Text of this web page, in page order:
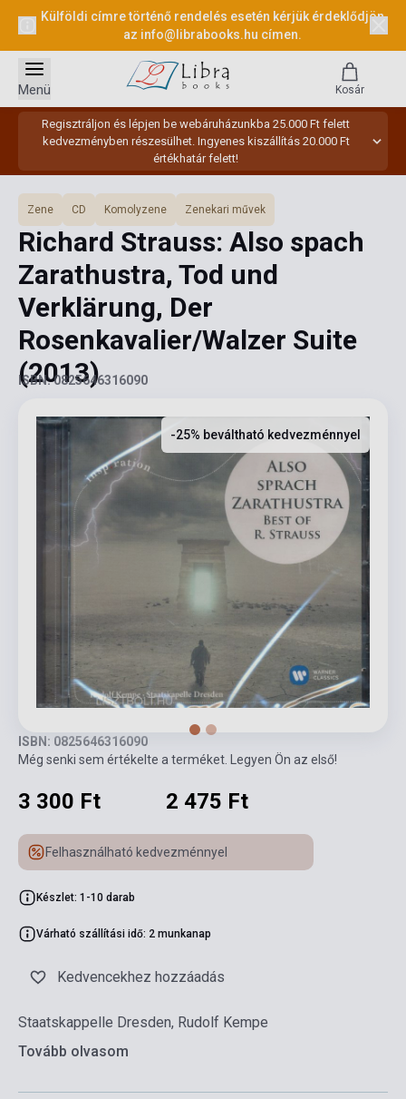
Külföldi címre történő rendelés esetén kérjük érdeklődjön
az info@librabooks.hu címen.
Regisztráljon és lépjen be webáruházunkba 25.000 Ft felett
kedvezményben részesülhet. Ingyenes kiszállítás 20.000 Ft
értékhatár felett!
Menü Kosár
Zene CD Komolyzene Zenekari művek
Richard Strauss: Also spach
Zarathustra, Tod und
Verklärung, Der
Rosenkavalier/Walzer Suite
(2013)
ISBN: 0825646316090
-25% beváltható kedvezménnyel
ISBN: 0825646316090
Még senki sem értékelte a terméket. Legyen Ön az első!
3 300 Ft 2 475 Ft
Felhasználható kedvezménnyel
Készlet: 1-10 darab
Várható szállítási idő: 2 munkanap
Kedvencekhez hozzáadás
Staatskappelle Dresden, Rudolf Kempe
Tovább olvasom